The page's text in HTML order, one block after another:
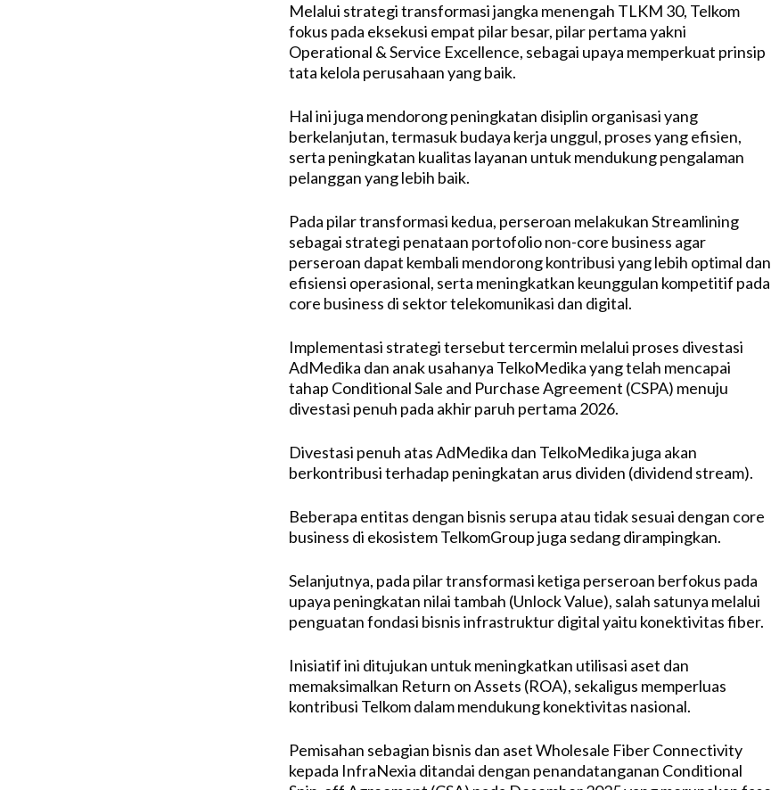
Melalui strategi transformasi jangka menengah TLKM 30, Telkom
fokus pada eksekusi empat pilar besar, pilar pertama yakni
Operational & Service Excellence, sebagai upaya memperkuat prinsip
tata kelola perusahaan yang baik.
Hal ini juga mendorong peningkatan disiplin organisasi yang
berkelanjutan, termasuk budaya kerja unggul, proses yang efisien,
serta peningkatan kualitas layanan untuk mendukung pengalaman
pelanggan yang lebih baik.
Pada pilar transformasi kedua, perseroan melakukan Streamlining
sebagai strategi penataan portofolio non-core business agar
perseroan dapat kembali mendorong kontribusi yang lebih optimal dan
efisiensi operasional, serta meningkatkan keunggulan kompetitif pada
core business di sektor telekomunikasi dan digital.
Implementasi strategi tersebut tercermin melalui proses divestasi
AdMedika dan anak usahanya TelkoMedika yang telah mencapai
tahap Conditional Sale and Purchase Agreement (CSPA) menuju
divestasi penuh pada akhir paruh pertama 2026.
Divestasi penuh atas AdMedika dan TelkoMedika juga akan
berkontribusi terhadap peningkatan arus dividen (dividend stream).
Beberapa entitas dengan bisnis serupa atau tidak sesuai dengan core
business di ekosistem TelkomGroup juga sedang dirampingkan.
Selanjutnya, pada pilar transformasi ketiga perseroan berfokus pada
upaya peningkatan nilai tambah (Unlock Value), salah satunya melalui
penguatan fondasi bisnis infrastruktur digital yaitu konektivitas fiber.
Inisiatif ini ditujukan untuk meningkatkan utilisasi aset dan
memaksimalkan Return on Assets (ROA), sekaligus memperluas
kontribusi Telkom dalam mendukung konektivitas nasional.
Pemisahan sebagian bisnis dan aset Wholesale Fiber Connectivity
kepada InfraNexia ditandai dengan penandatanganan Conditional